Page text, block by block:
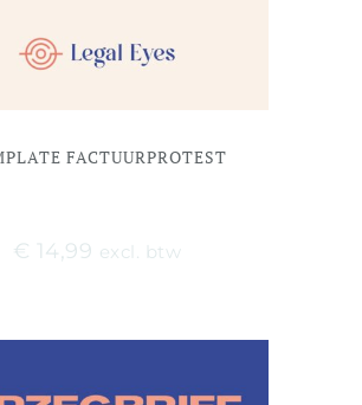
FACTUURPROTEST
€ 14,99 excl. btw